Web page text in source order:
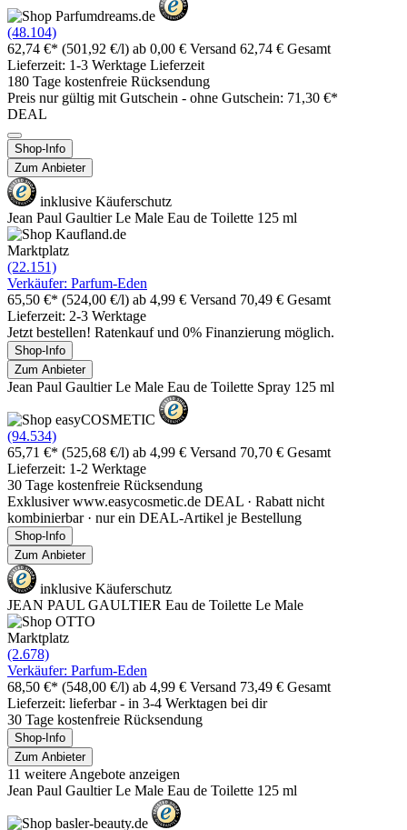
(48.104)
62,74 €* (501,92 €/l) ab 0,00 € Versand 62,74 € Gesamt
Lieferzeit: 1-3 Werktage Lieferzeit
180 Tage kostenfreie Rücksendung
Preis nur gültig mit Gutschein - ohne Gutschein: 71,30 €*
DEAL
Shop-Info
Zum Anbieter
inklusive Käuferschutz
Jean Paul Gaultier Le Male Eau de Toilette 125 ml
Marktplatz
(22.151)
Verkäufer: Parfum-Eden
65,50 €* (524,00 €/l) ab 4,99 € Versand 70,49 € Gesamt
Lieferzeit: 2-3 Werktage
Jetzt bestellen! Ratenkauf und 0% Finanzierung möglich.
Shop-Info
Zum Anbieter
Jean Paul Gaultier Le Male Eau de Toilette Spray 125 ml
(94.534)
65,71 €* (525,68 €/l) ab 4,99 € Versand 70,70 € Gesamt
Lieferzeit: 1-2 Werktage
30 Tage kostenfreie Rücksendung
Exklusiver www.easycosmetic.de DEAL · Rabatt nicht
kombinierbar · nur ein DEAL-Artikel je Bestellung
Shop-Info
Zum Anbieter
inklusive Käuferschutz
JEAN PAUL GAULTIER Eau de Toilette Le Male
Marktplatz
(2.678)
Verkäufer: Parfum-Eden
68,50 €* (548,00 €/l) ab 4,99 € Versand 73,49 € Gesamt
Lieferzeit: lieferbar - in 3-4 Werktagen bei dir
30 Tage kostenfreie Rücksendung
Shop-Info
Zum Anbieter
11 weitere Angebote anzeigen
Jean Paul Gaultier Le Male Eau de Toilette 125 ml